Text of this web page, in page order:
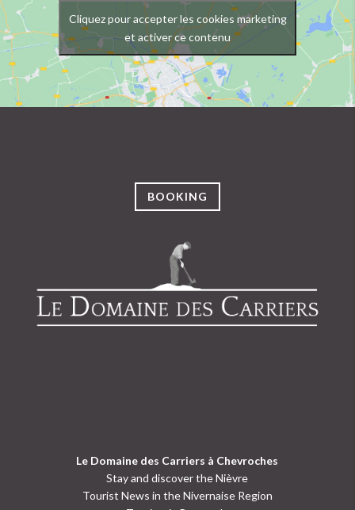
Cliquez pour accepter les cookies marketing
et activer ce contenu
BOOKING
Le Domaine des Carriers à Chevroches
Stay and discover the Nièvre
Tourist News in the Nivernaise Region